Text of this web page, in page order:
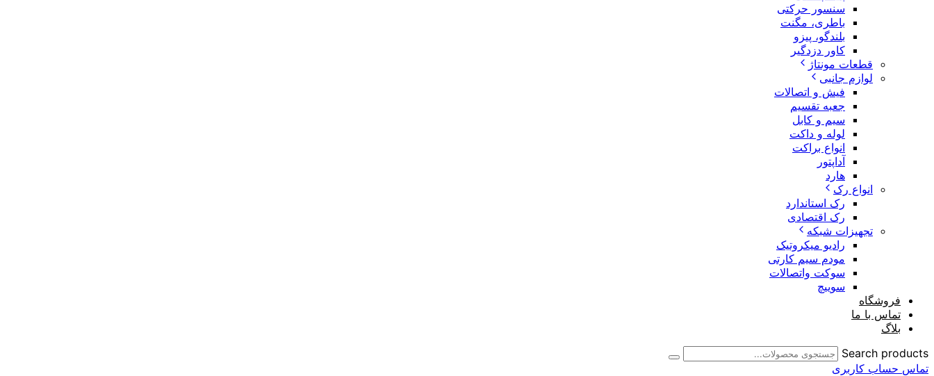
سنسور حرکتی
باطری، مگنت
بلندگو، پیزو
کاور دزدگیر
قطعات مونتاژ
لوازم جانبی
فیش و اتصالات
جعبه تقسیم
سیم و کابل
لوله و داکت
انواع براکت
آداپتور
هارد
انواع رک
رک استاندارد
رک اقتصادی
تجهیزات شبکه
رادیو میکروتیک
مودم سیم کارتی
سوکت واتصالات
سوییچ
فروشگاه
تماس با ما
بلاگ
Search products
تماس حساب کاربری